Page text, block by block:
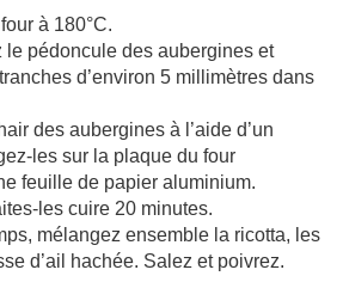
à 180°C.
le pédoncule des aubergines et
d’environ 5 millimètres dans
des aubergines à l’aide d’un
les sur la plaque du four
feuille de papier aluminium.
les cuire 20 minutes.
mélangez ensemble la ricotta, les
d’ail hachée. Salez et poivrez.